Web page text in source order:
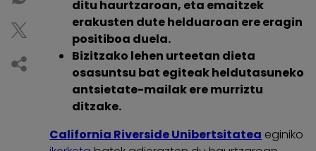
ditu haurtzaroan, eta emaitzek
erakusten dute helduaroan ere eragin
positiboa duela.
Bizitzako lehen urteetan dieta
osasuntsu bat egiteak heldutasuneko
antsietate-mailak ere murriztu
ditzake.
California Riverside Unibertsitatea eginiko